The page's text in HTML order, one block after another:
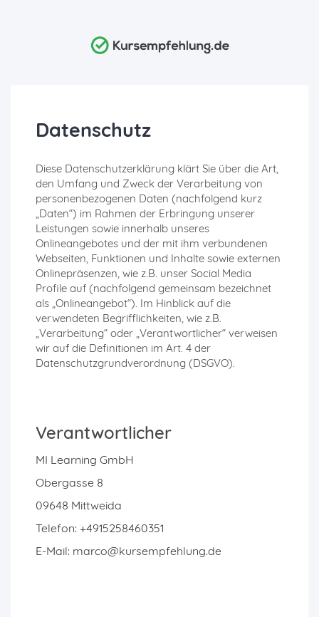
Datenschutz
Diese Datenschutzerklärung klärt Sie über die Art,
den Umfang und Zweck der Verarbeitung von
personenbezogenen Daten (nachfolgend kurz
„Daten“) im Rahmen der Erbringung unserer
Leistungen sowie innerhalb unseres
Onlineangebotes und der mit ihm verbundenen
Webseiten, Funktionen und Inhalte sowie externen
Onlinepräsenzen, wie z.B. unser Social Media
Profile auf (nachfolgend gemeinsam bezeichnet
als „Onlineangebot“). Im Hinblick auf die
verwendeten Begrifflichkeiten, wie z.B.
„Verarbeitung“ oder „Verantwortlicher“ verweisen
wir auf die Definitionen im Art. 4 der
Datenschutzgrundverordnung (DSGVO).
Verantwortlicher
MI Learning GmbH
Obergasse 8
09648 Mittweida
Telefon: +4915258460351
E-Mail: marco@kursempfehlung.de